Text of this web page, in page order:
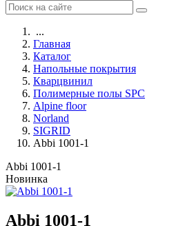
...
Главная
Каталог
Напольные покрытия
Кварцвинил
Полимерные полы SPC
Alpine floor
Norland
SIGRID
Abbi 1001-1
Abbi 1001-1
Новинка
Abbi 1001-1